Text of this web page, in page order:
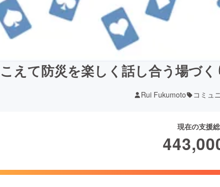
えて防災を楽しく話し合う場づ
Rui Fukumoto コミュ
現在の支援